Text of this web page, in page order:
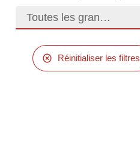
Toutes les granularités
Réinitialiser les filtres